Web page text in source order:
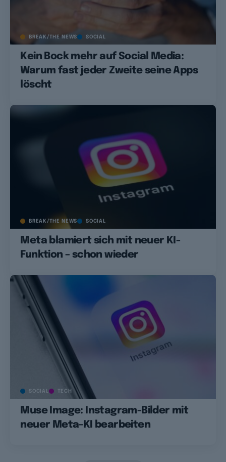
BREAK/THE NEWS SOCIAL
Kein Bock mehr auf Social Media:
Warum fast jeder Zweite seine Apps
löscht
BREAK/THE NEWS SOCIAL
Meta blamiert sich mit neuer KI-
Funktion – schon wieder
SOCIAL TECH
Muse Image: Instagram-Bilder mit
neuer Meta-KI bearbeiten